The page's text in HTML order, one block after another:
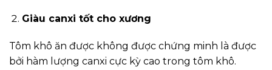
Giàu canxi tốt cho xương
Tôm khô ăn được không được chứng minh là được
bởi hàm lượng canxi cực kỳ cao trong tôm khô.